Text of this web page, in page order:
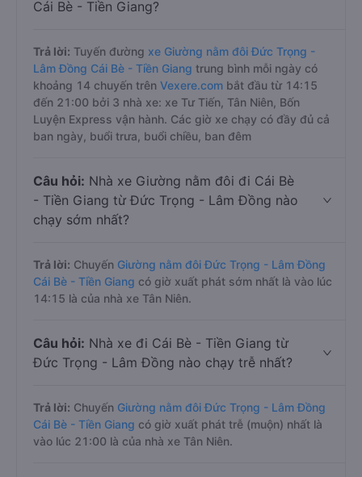
Cái Bè - Tiền Giang?
Trả lời: Tuyến đường xe Giường nằm đôi Đức Trọng -
Lâm Đồng Cái Bè - Tiền Giang trung bình mỗi ngày có
khoảng 14 chuyến trên Vexere.com bắt đầu từ 14:15
đến 21:00 bởi 3 nhà xe: xe Tư Tiến, Tân Niên, Bốn
Luyện Express vận hành. Các giờ xe chạy có đầy đủ cả
ban ngày, buổi trưa, buổi chiều, ban đêm
Câu hỏi: Nhà xe Giường nằm đôi đi Cái Bè
- Tiền Giang từ Đức Trọng - Lâm Đồng nào
chạy sớm nhất?
Trả lời: Chuyến Giường nằm đôi Đức Trọng - Lâm Đồng
Cái Bè - Tiền Giang có giờ xuất phát sớm nhất là vào lúc
14:15 là của nhà xe Tân Niên.
Câu hỏi: Nhà xe đi Cái Bè - Tiền Giang từ
Đức Trọng - Lâm Đồng nào chạy trễ nhất?
Trả lời: Chuyến Giường nằm đôi Đức Trọng - Lâm Đồng
Cái Bè - Tiền Giang có giờ xuất phát trễ (muộn) nhất là
vào lúc 21:00 là của nhà xe Tân Niên.